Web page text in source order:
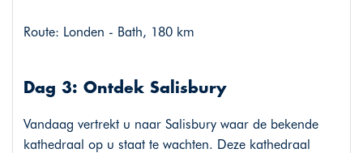
Route: Londen - Bath, 180 km
Dag 3: Ontdek Salisbury
Vandaag vertrekt u naar Salisbury waar de bekende
kathedraal op u staat te wachten. Deze kathedraal